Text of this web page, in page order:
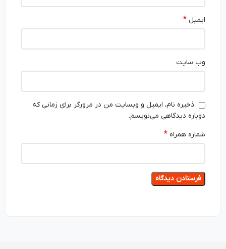
ایمیل*
وب‌ سایت
ذخیره نام، ایمیل و وبسایت من در مرورگر برای زمانی که
دوباره دیدگاهی می‌نویسم.
شماره همراه*